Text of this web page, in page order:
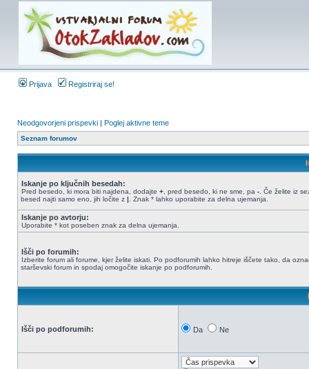
Prijava Registriraj se!
Neodgovorjeni prispevki | Poglej aktivne teme
Seznam forumov
Iskanje po ključnih besedah:
Pred besedo, ki mora biti najdena, dodajte + , pred besedo, ki ne sme, pa - . Če želite iz
besed najti samo eno, jih ločite z | . Znak * lahko uporabite za delna ujemanja.
Iskanje po avtorju:
Uporabite * kot poseben znak za delna ujemanja.
Išči po forumih:
Izberite forum ali forume, kjer želite iskati. Po podforumih lahko hitreje iščete tako, da
starševski forum in spodaj omogočite iskanje po podforumih.
Išči po podforumih: Da Ne